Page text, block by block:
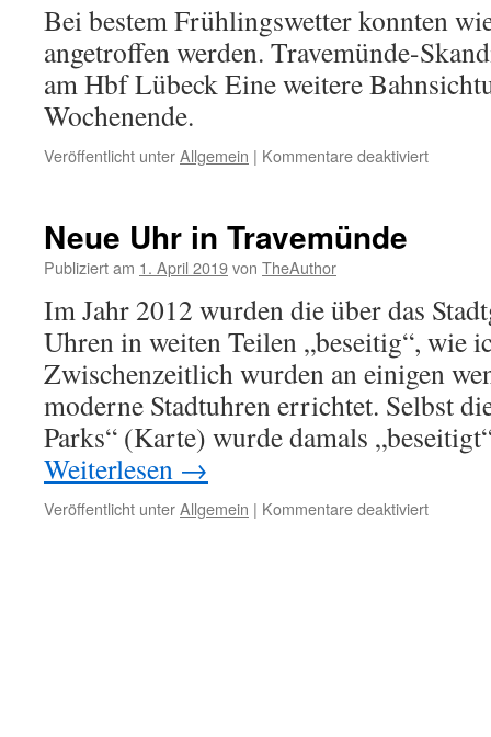
Bei bestem Frühlingswetter konnten
angetroffen werden. Travemünde-
am Hbf Lübeck Eine weitere
Wochenende.
Veröffentlicht unterAllgemein | Kommentare deaktiviertfür
Neue Uhr in Travemünde
Publiziert am 1. April 2019von TheAuthor
Im Jahr 2012 wurden die über das
Uhren in weiten Teilen „beseitig“, wie
Zwischenzeitlich wurden an einigen
moderne Stadtuhren errichtet. Selbst
Parks“ (Karte) wurde damals
Weiterlesen →
Veröffentlicht unterAllgemein | Kommentare deaktiviertfür